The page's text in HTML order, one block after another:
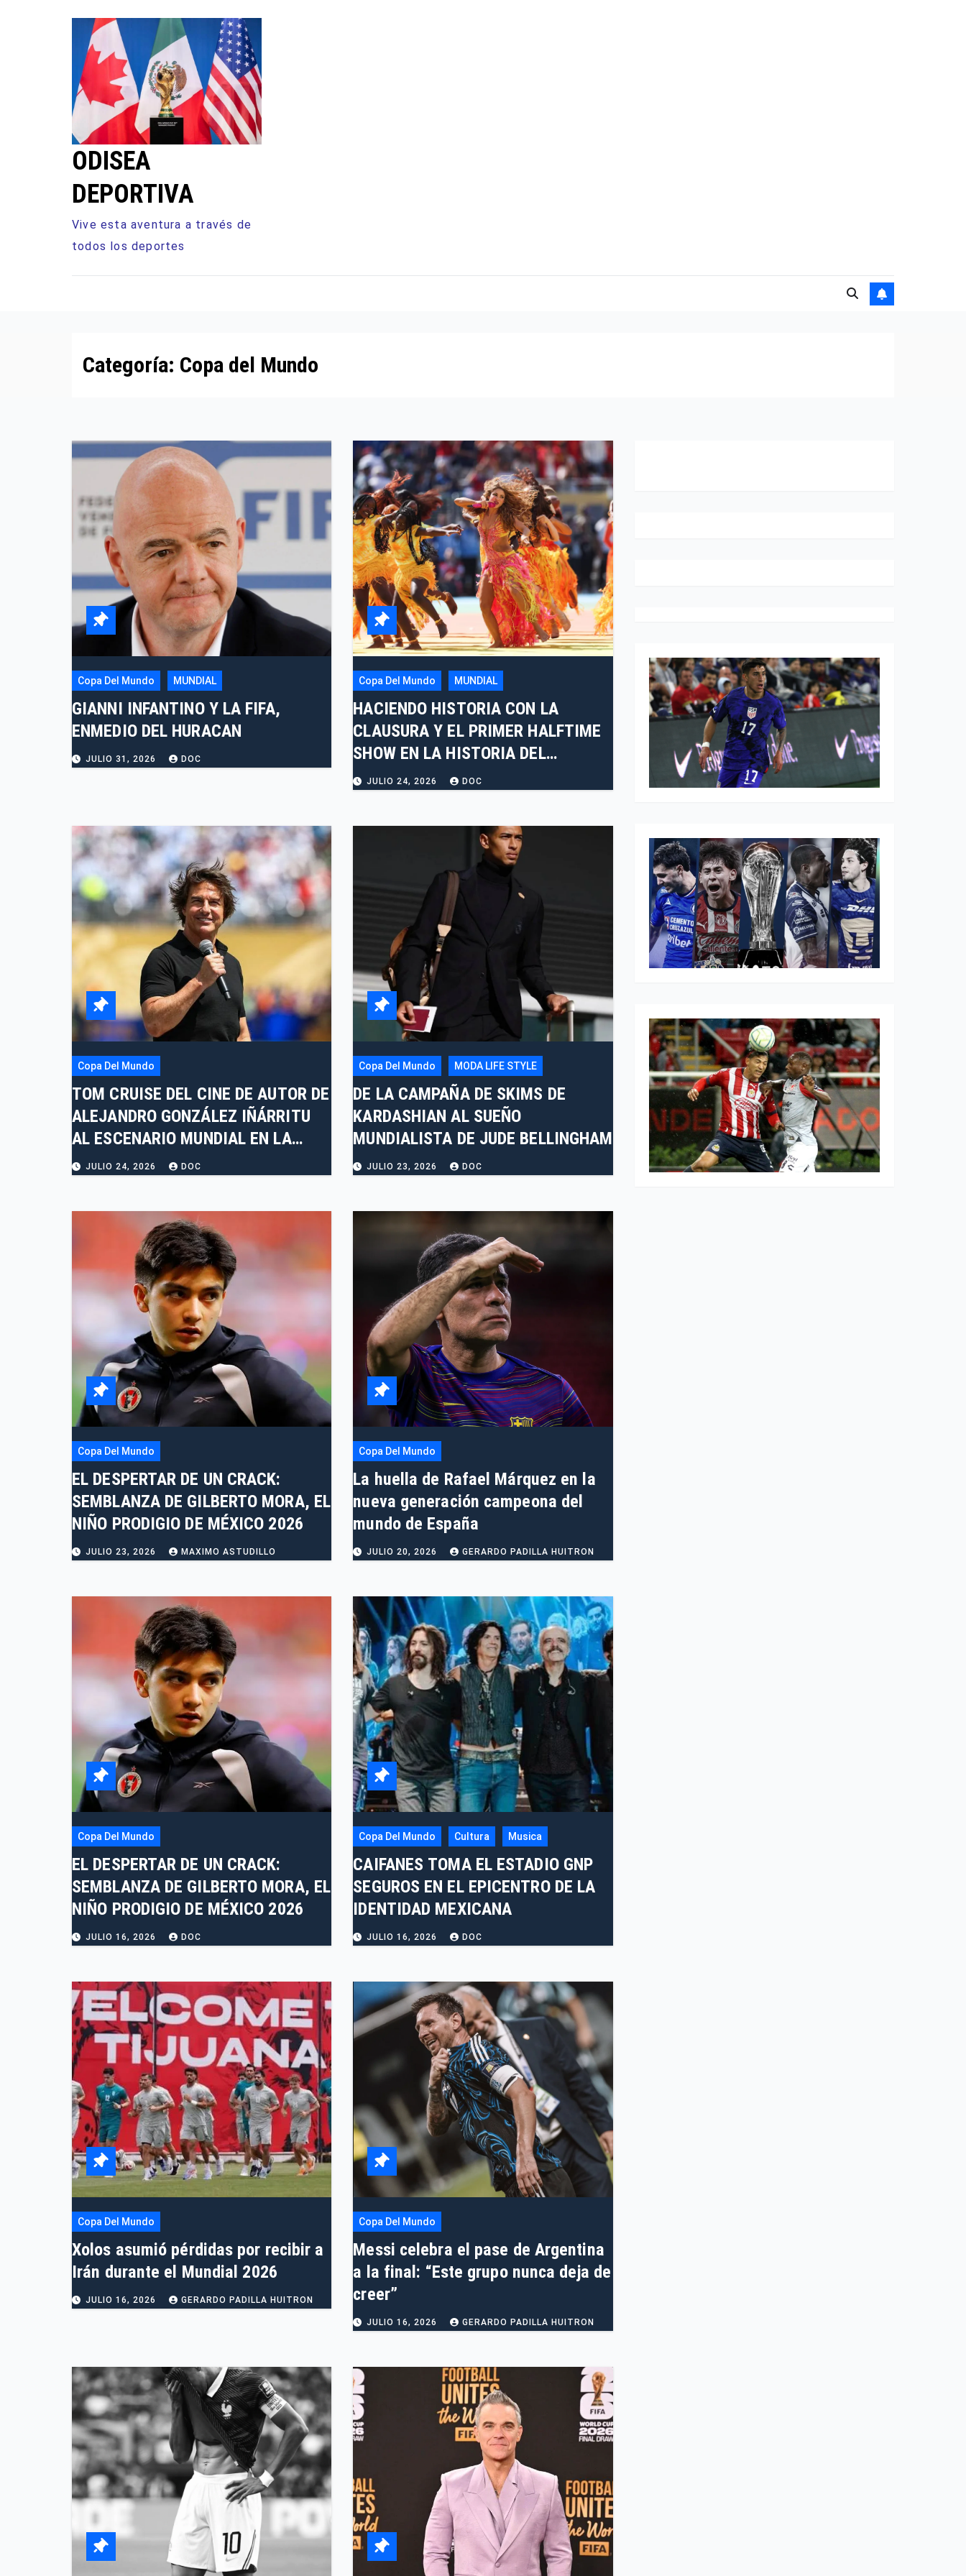
ODISEA
DEPORTIVA
Vive esta aventura a través de
todos los deportes
Categoría: Copa del Mundo
Copa Del Mundo MUNDIAL
GIANNI INFANTINO Y LA FIFA,
ENMEDIO DEL HURACAN
JULIO 31, 2026 DOC
Copa Del Mundo MUNDIAL
HACIENDO HISTORIA CON LA
CLAUSURA Y EL PRIMER HALFTIME
SHOW EN LA HISTORIA DEL
MUNDIAL 2026
JULIO 24, 2026 DOC
Copa Del Mundo
TOM CRUISE DEL CINE DE AUTOR DE
ALEJANDRO GONZÁLEZ IÑÁRRITU
AL ESCENARIO MUNDIAL EN LA
COPA DEL MUNDO 2026
JULIO 24, 2026 DOC
Copa Del Mundo MODA LIFE STYLE
DE LA CAMPAÑA DE SKIMS DE
KARDASHIAN AL SUEÑO
MUNDIALISTA DE JUDE BELLINGHAM
JULIO 23, 2026 DOC
Copa Del Mundo
EL DESPERTAR DE UN CRACK:
SEMBLANZA DE GILBERTO MORA, EL
NIÑO PRODIGIO DE MÉXICO 2026
JULIO 23, 2026 MAXIMO ASTUDILLO
Copa Del Mundo
La huella de Rafael Márquez en la
nueva generación campeona del
mundo de España
JULIO 20, 2026 GERARDO PADILLA HUITRON
Copa Del Mundo
EL DESPERTAR DE UN CRACK:
SEMBLANZA DE GILBERTO MORA, EL
NIÑO PRODIGIO DE MÉXICO 2026
JULIO 16, 2026 DOC
Copa Del Mundo Cultura Musica
CAIFANES TOMA EL ESTADIO GNP
SEGUROS EN EL EPICENTRO DE LA
IDENTIDAD MEXICANA
JULIO 16, 2026 DOC
Copa Del Mundo
Xolos asumió pérdidas por recibir a
Irán durante el Mundial 2026
JULIO 16, 2026 GERARDO PADILLA HUITRON
Copa Del Mundo
Messi celebra el pase de Argentina
a la final: “Este grupo nunca deja de
creer”
JULIO 16, 2026 GERARDO PADILLA HUITRON